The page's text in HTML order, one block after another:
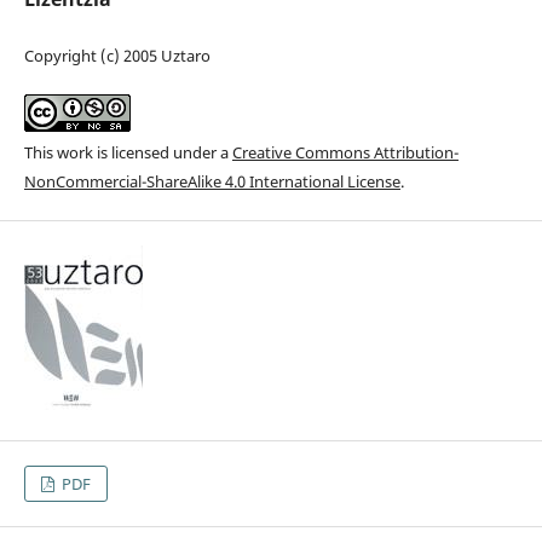
Copyright (c) 2005 Uztaro
This work is licensed under aCreative Commons Attribution-
NonCommercial-ShareAlike 4.0 International License.
PDF